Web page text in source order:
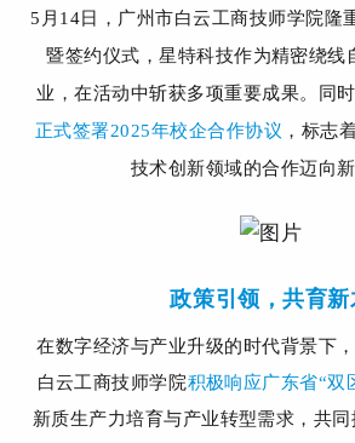
5月14日，广州市白云工商技师学院隆
暨签约仪式，星特科技作为精密绕线
业，在活动中斩获多项重要成果。
同
正式签署2025年校企合作协议 ，标志
技术创新领域的合作迈向新
政策引领 ，共育
在数字经济与产业升级的时代背景下
白云工商技师学院积极响应广东省“双
新质生产力培育与产业转型需求，共